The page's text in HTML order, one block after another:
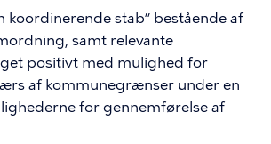
koordinerende stab” bestående af
samt relevante
positivt med mulighed for
af kommunegrænser under en
for gennemførelse af